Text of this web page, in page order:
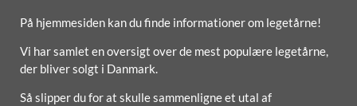
På hjemmesiden kan du finde informationer om legetårne!
Vi har samlet en oversigt over de mest populære legetårne,
der bliver solgt i Danmark.
Så slipper du for at skulle sammenligne et utal af